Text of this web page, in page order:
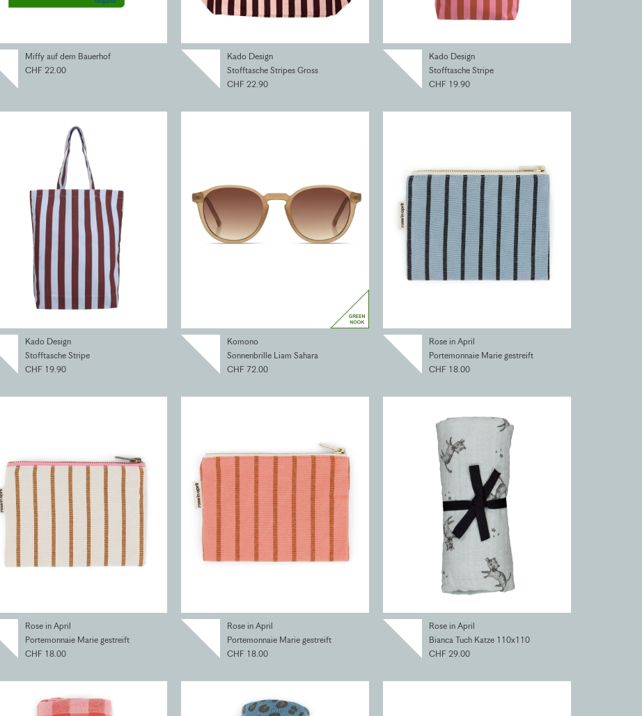
Miffy auf dem Bauerhof
CHF 22.00
Kado Design
Stofftasche Stripes Gross
CHF 22.90
Kado Design
Stofftasche Stripe
CHF 19.90
Kado Design
Stofftasche Stripe
CHF 19.90
Komono
Sonnenbrille Liam Sahara
CHF 72.00
Rose in April
Portemonnaie Marie gestreift
CHF 18.00
Rose in April
Portemonnaie Marie gestreift
CHF 18.00
Rose in April
Portemonnaie Marie gestreift
CHF 18.00
Rose in April
Bianca Tuch Katze 110x110
CHF 29.00